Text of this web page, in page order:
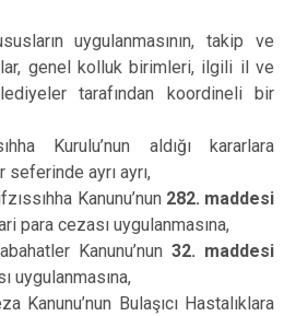
uygulanmasının, takip ve
genel kolluk birimleri, ilgili il ve
tarafından koordineli bir
Kurulu’nun aldığı kararlara
seferinde ayrı ayrı,
Kanunu’nun 282. maddesi
para cezası uygulanmasına,
Kanunu’nun 32. maddesi
uygulanmasına,
Kanunu’nun Bulaşıcı Hastalıklara